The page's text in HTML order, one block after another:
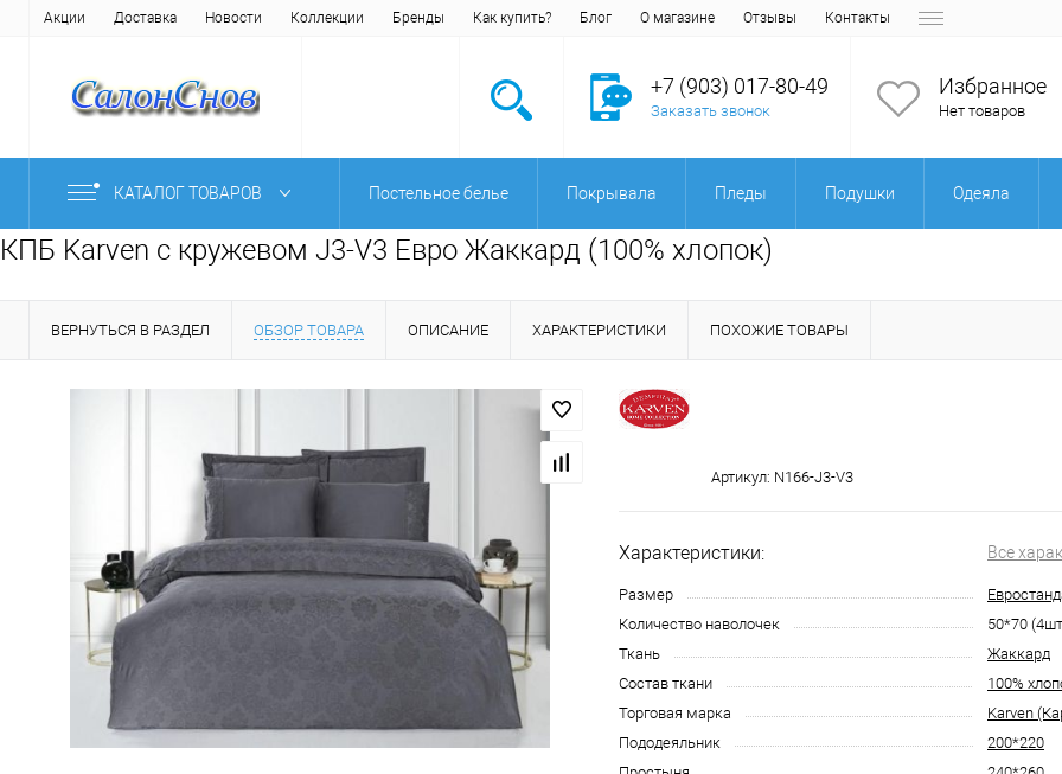
Акции Доставка Новости Коллекции Бренды Как купить? Блог О магазине Отзывы Контакты
+7 (903) 017-80-49
Заказать звонок
Избранное
Нет товаров
КАТАЛОГ ТОВАРОВ Постельное белье Покрывала Пледы Подушки Одеяла
КПБ Karven с кружевом J3-V3 Евро Жаккард (100% хлопок)
ВЕРНУТЬСЯ В РАЗДЕЛ ОБЗОР ТОВАРА ОПИСАНИЕ ХАРАКТЕРИСТИКИ ПОХОЖИЕ ТОВАРЫ
Артикул: N166-J3-V3
Характеристики: Все
Размер
Количество наволочек
50*70
Ткань
Жаккард
Состав ткани
100%
Торговая марка
Karven
Пододеяльник
200*220